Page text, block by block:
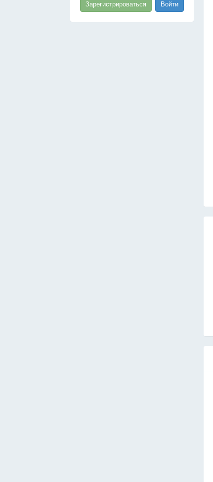
Зарегистрироваться Войти